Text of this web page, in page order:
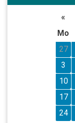
«
Mo
27
3
10
17
24